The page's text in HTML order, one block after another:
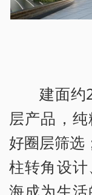
建面约
层产品，
好圈层筛选
柱转角设
海成为生